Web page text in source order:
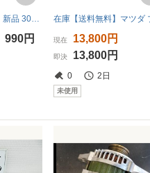
990円 現在 13,800円
即決 13,800円
0 2日
未使用